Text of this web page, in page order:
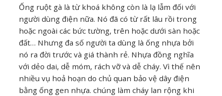
Ống ruột gà là từ khoá không còn là lạ lẫm đối với
người dùng điện nữa. Nó đã có từ rất lâu rồi trong
hoặc ngoài các bức tường, trên hoặc dưới sàn hoặc
đất… Nhưng đa số người ta dùng là ống nhựa bởi
nó ra đời trước và giá thành rẻ. Nhựa đồng nghĩa
với dẻo dai, dễ móm, rách vỡ và dễ cháy. Vì thế nên
nhiều vụ hoả hoạn do chủ quan bảo vệ dây điện
bằng ống gen nhựa. chúng làm cháy lan rộng khi